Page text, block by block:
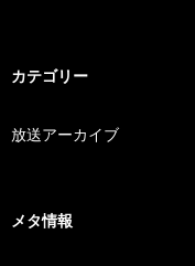
カテゴリー
放送アーカイブ
メタ情報